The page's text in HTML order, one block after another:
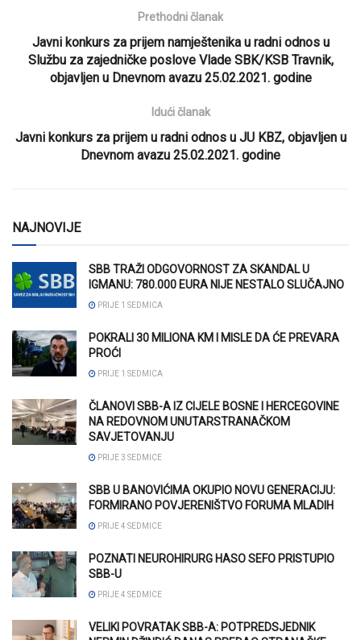
Prethodni članak
Javni konkurs za prijem namještenika u radni odnos u
Službu za zajedničke poslove Vlade SBK/KSB Travnik,
objavljen u Dnevnom avazu 25.02.2021. godine
Idući članak
Javni konkurs za prijem u radni odnos u JU KBZ, objavljen u
Dnevnom avazu 25.02.2021. godine
NAJNOVIJE
SBB TRAŽI ODGOVORNOST ZA SKANDAL U
IGMANU: 780.000 EURA NIJE NESTALO SLUČAJNO
PRIJE 1 SEDMICA
POKRALI 30 MILIONA KM I MISLE DA ĆE PREVARA
PROĆI
PRIJE 1 SEDMICA
ČLANOVI SBB-A IZ CIJELE BOSNE I HERCEGOVINE
NA REDOVNOM UNUTARSTRANAČKOM
SAVJETOVANJU
PRIJE 3 SEDMICE
SBB U BANOVIĆIMA OKUPIO NOVU GENERACIJU:
FORMIRANO POVJERENIŠTVO FORUMA MLADIH
PRIJE 4 SEDMICE
POZNATI NEUROHIRURG HASO SEFO PRISTUPIO
SBB-U
PRIJE 4 SEDMICE
VELIKI POVRATAK SBB-A: POTPREDSJEDNIK